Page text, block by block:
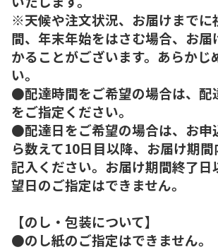
※天候や注文状況、お届けまでに
間、年末年始をはさむ場合、お届
かることがございます。あらかじ
い。
●配達時間をご希望の場合は、配
をご指定ください。
●配達日をご希望の場合は、お申
ら数えて10日目以降、お届け期
記入ください。お届け期間終了日
望日のご指定はできません。
【のし・包装について】
●のし紙のご指定はできません。